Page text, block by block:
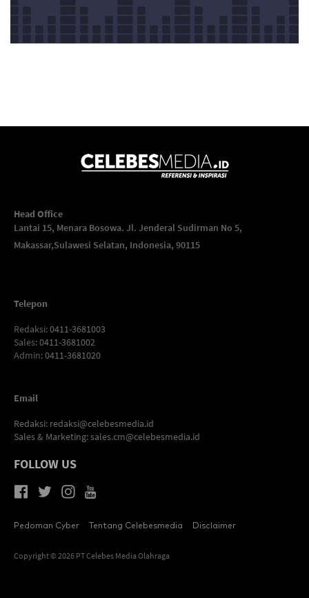
Head Office
Lantai 15, Menara Bosowa. Jl. Jenderal Sudirman No 5,
Makassar,Sulawesi Selatan, Indonesia, 90115
Telepon
Redaksi: 0411-3681003
Sales: 0411-3681002
Admin: 0411-3681020
Email
Redaksi: redaksi@celebesmedia.id
Sales & Marketing:sales.cm@celebesmedia.id
FOLLOW US
Pedoman Cyber Tentang Celebesmedia Disclaimer
Copyright © 2026 PT Celebes Media Olahraga